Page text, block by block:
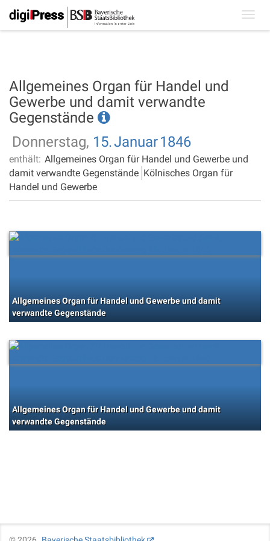
Allgemeines Organ für Handel und
Gewerbe und damit verwandte
Gegenstände
Donnerstag, 15.Januar1846
enthält: Allgemeines Organ für Handel und Gewerbe und
damit verwandte Gegenstände Kölnisches Organ für
Handel und Gewerbe
Allgemeines Organ für Handel und Gewerbe und damit
verwandte Gegenstände
Allgemeines Organ für Handel und Gewerbe und damit
verwandte Gegenstände